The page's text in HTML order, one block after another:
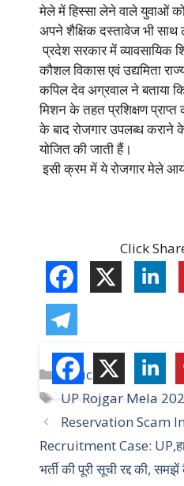
मेले में हिस्सा लेने वाले युवाओं
अपने शैक्षिक दस्तावेज भी साथ
प्रदेश सरकार में व्यावसायिक
कौशल विकास एवं उद्यमिता
कपिल देव अग्रवाल ने बताया
मिशन के तहत प्रशिक्षण
के बाद रोजगार उपलब्ध कराने
योजित की जाती हैं।
इसी क्रम में ये रोजगार मेले
Click
C
a
e
g
o
Education
T
a
s
UP Rojgar Mela
Reservation Scam
Recruitment Case:
भर्ती की पूरी सूची रद्द की,